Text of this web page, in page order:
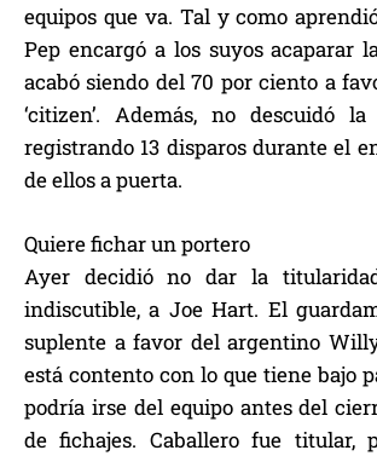
equipos que va. Tal y como
Pep encargó a los suyos acaparar
acabó siendo del 70 por ciento a
‘citizen’. Además, no descuidó
registrando 13 disparos durante el
de ellos a puerta.
Quiere fichar un portero
Ayer decidió no dar la
indiscutible, a Joe Hart. El
suplente a favor del argentino
está contento con lo que tiene bajo
podría irse del equipo antes del
de fichajes. Caballero fue titular,